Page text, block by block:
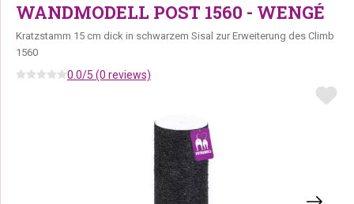
WANDMODELL POST 1560 - WENGÉ
Kratzstamm 15 cm dick in schwarzem Sisal zur Erweiterung des Climb
1560
0.0/5 (0 reviews)